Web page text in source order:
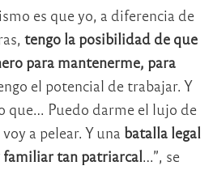
es que yo, a diferencia de
tengo la posibilidad de que
para mantenerme, para
el potencial de trabajar. Y
que… Puedo darme el lujo de
a pelear. Y una batalla legal
familiar tan patriarcal…”, se